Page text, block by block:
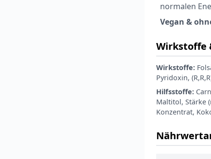
normalen
Vegan &
Wirkstoffe
Wirkstoffe:
Pyridoxin,
Hilfsstoffe:
Maltitol, Stärke
Konzentrat,